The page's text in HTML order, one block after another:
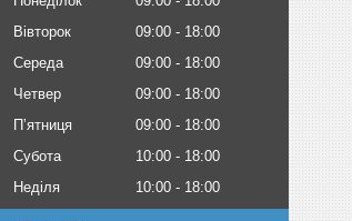
Вівторок
09:00
18:00
Середа
09:00
18:00
Четвер
09:00
18:00
Пʼятниця
09:00
18:00
Субота
10:00
18:00
Неділя
10:00 18:00